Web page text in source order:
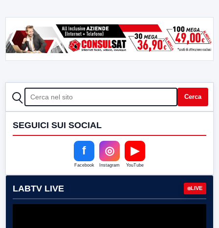
CERCA Cerca
SEGUICI SUI SOCIAL
f
Facebook
◎
Instagram
▶
YouTube
LABTV LIVE LIVE